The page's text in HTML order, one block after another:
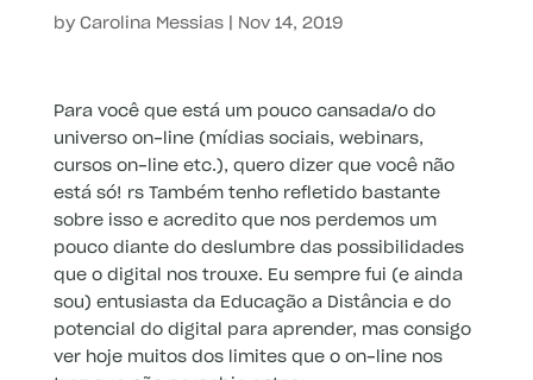
by Carolina Messias| Nov 14, 2019
Para você que está um pouco cansada/o do
universo on-line (mídias sociais, webinars,
cursos on-line etc.), quero dizer que você não
está só! rs Também tenho refletido bastante
sobre isso e acredito que nos perdemos um
pouco diante do deslumbre das possibilidades
que o digital nos trouxe. Eu sempre fui (e ainda
sou) entusiasta da Educação a Distância e do
potencial do digital para aprender, mas consigo
ver hoje muitos dos limites que o on-line nos